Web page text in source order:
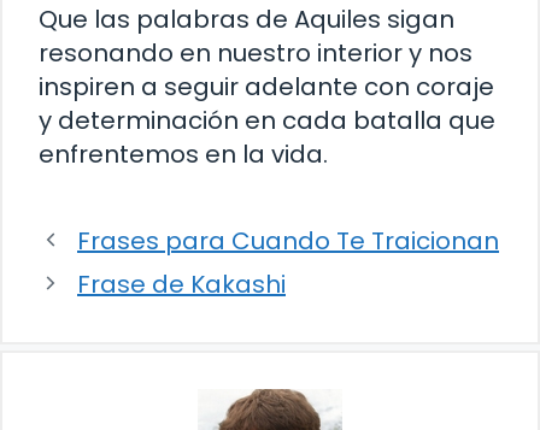
Que las palabras de Aquiles sigan
resonando en nuestro interior y nos
inspiren a seguir adelante con coraje
y determinación en cada batalla que
enfrentemos en la vida.
Frases para Cuando Te Traicionan
Frase de Kakashi